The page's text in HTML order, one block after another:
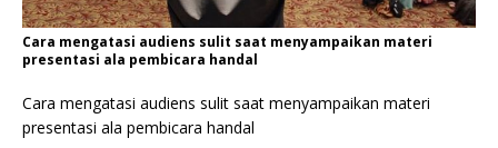
Cara mengatasi audiens sulit saat menyampaikan materi
presentasi ala pembicara handal
Cara mengatasi audiens sulit saat menyampaikan materi
presentasi ala pembicara handal